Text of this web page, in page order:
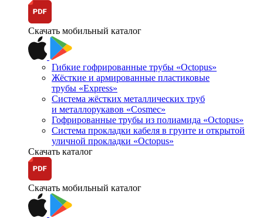
Скачать мобильный каталог
Гибкие гофрированные трубы «Octopus»
Жёсткие и армированные пластиковые
трубы «Express»
Система жёстких металлических труб
и металлорукавов «Cosmec»
Гофрированные трубы из полиамида «Octopus»
Система прокладки кабеля в грунте и открытой
уличной прокладки «Octopus»
Скачать каталог
Скачать мобильный каталог